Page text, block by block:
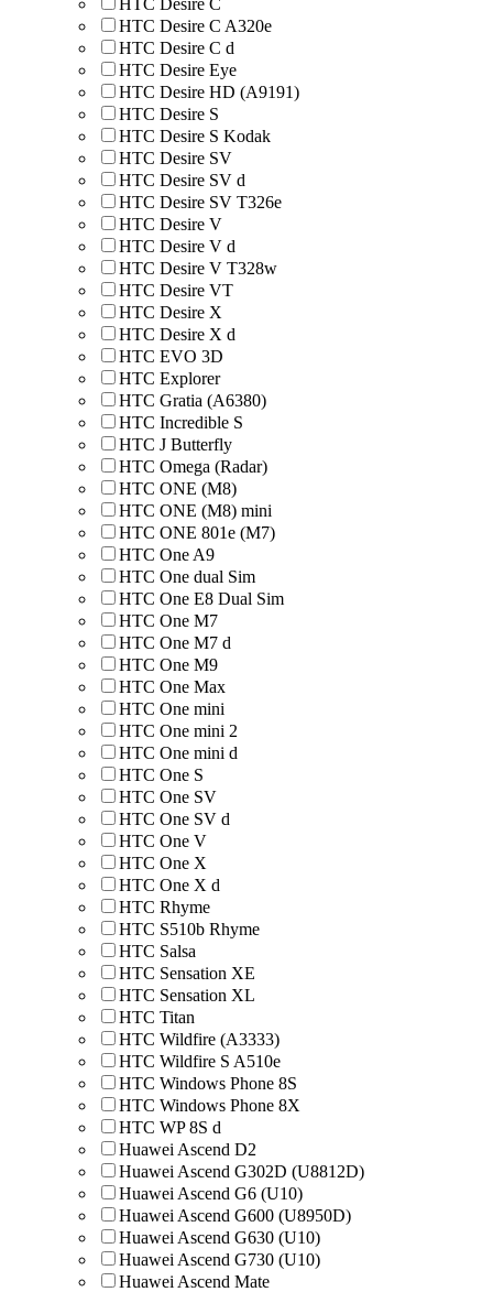
HTC Desire C A320e
HTC Desire C d
HTC Desire Eye
HTC Desire HD (A9191)
HTC Desire S
HTC Desire S Kodak
HTC Desire SV
HTC Desire SV d
HTC Desire SV T326e
HTC Desire V
HTC Desire V d
HTC Desire V T328w
HTC Desire VT
HTC Desire X
HTC Desire X d
HTC EVO 3D
HTC Explorer
HTC Gratia (A6380)
HTC Incredible S
HTC J Butterfly
HTC Omega (Radar)
HTC ONE (M8)
HTC ONE (M8) mini
HTC ONE 801e (M7)
HTC One A9
HTC One dual Sim
HTC One E8 Dual Sim
HTC One M7
HTC One M7 d
HTC One M9
HTC One Max
HTC One mini
HTC One mini 2
HTC One mini d
HTC One S
HTC One SV
HTC One SV d
HTC One V
HTC One X
HTC One X d
HTC Rhyme
HTC S510b Rhyme
HTC Salsa
HTC Sensation XE
HTC Sensation XL
HTC Titan
HTC Wildfire (A3333)
HTC Wildfire S A510e
HTC Windows Phone 8S
HTC Windows Phone 8X
HTC WP 8S d
Huawei Ascend D2
Huawei Ascend G302D (U8812D)
Huawei Ascend G6 (U10)
Huawei Ascend G600 (U8950D)
Huawei Ascend G630 (U10)
Huawei Ascend G730 (U10)
Huawei Ascend Mate